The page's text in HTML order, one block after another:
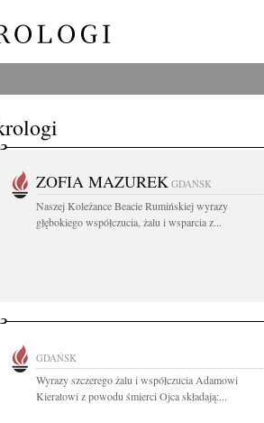
ZOFIA MAZUREK GDAŃSK
Naszej Koleżance Beacie Rumińskiej wyrazy
głębokiego współczucia, żalu i wsparcia z...
GDAŃSK
Wyrazy szczerego żalu i współczucia Adamowi
Kieratowi z powodu śmierci Ojca składają:...